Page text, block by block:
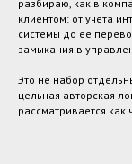
разбираю, как в
клиентом: от учета
системы до ее
замыкания в
Это не набор
цельная авторская
рассматривается